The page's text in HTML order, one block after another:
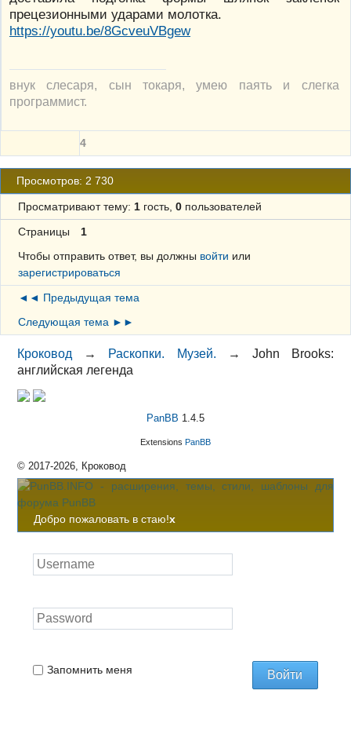
прецезионными ударами молотка.
https://youtu.be/8GcveuVBgew
внук слесаря, сын токаря, умею паять и слегка
программист.
4
Просмотров: 2 730
Просматривают тему: 1гость, 0пользователей
Страницы
1
Чтобы отправить ответ, вы должны войти или
зарегистрироваться
◄◄ Предыдущая тема
Следующая тема ►►
Кроковод → Раскопки. Музей. → John Brooks:
английская легенда
PanBB 1.4.5
Extensions PanBB
© 2017-2026, Кроковод
Добро пожаловать в стаю!x
Запомнить меня